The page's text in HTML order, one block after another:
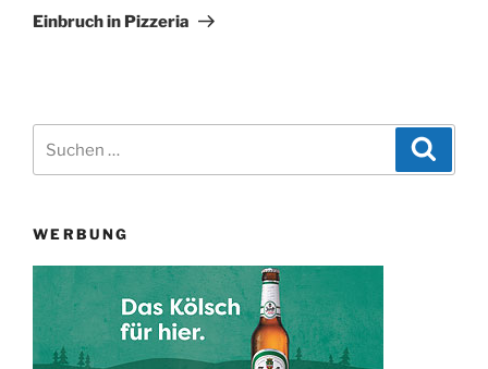
Beitrag
Einbruch in Pizzeria
WERBUNG